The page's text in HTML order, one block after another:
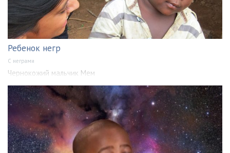
Ребенок негр
С неграми
Чернокожий мальчик Мем